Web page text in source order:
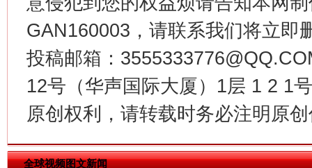
GAN160003，请联系我们将立即
投稿邮箱：
12号（华声国际大厦）1层 1 2 1
原创权利，请转载时务必注明原
全球视频图文新闻
在谋一域中谋全局
今